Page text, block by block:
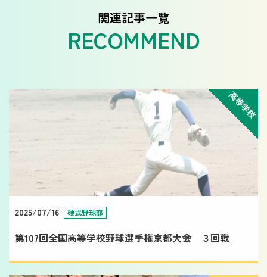
関連記事一覧
高等学校
2025/07/16 硬式野球部
第107回全国高等学校野球選手権京都大会 ３回戦